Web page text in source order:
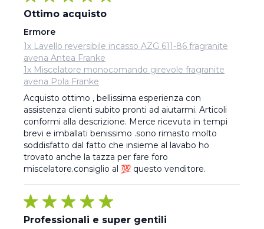
Ottimo acquisto
Ermore
1x Lavello reversibile incasso AZG 611-86 fragranite
avena Antea Franke
1x Miscelatore monocomando girevole fragranite
avena Pola Franke
Acquisto ottimo , bellissima esperienza con
assistenza clienti subito pronti ad aiutarmi. Articoli
conformi alla descrizione. Merce ricevuta in tempi
brevi e imballati benissimo .sono rimasto molto
soddisfatto dal fatto che insieme al lavabo ho
trovato anche la tazza per fare foro
miscelatore.consiglio al 💯 questo venditore.
Professionali e super gentili